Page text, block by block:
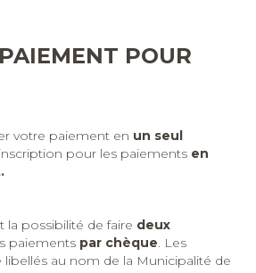
POUR
votre paiement en un seul
pour les paiements en
la possibilité de faire deux
paiements par chèque. Les
au nom de la Municipalité de